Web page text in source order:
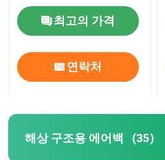
크레인 로드 테스트 물 봉지
최고의 가격
연락처
해상 구조용 에어백 (35)